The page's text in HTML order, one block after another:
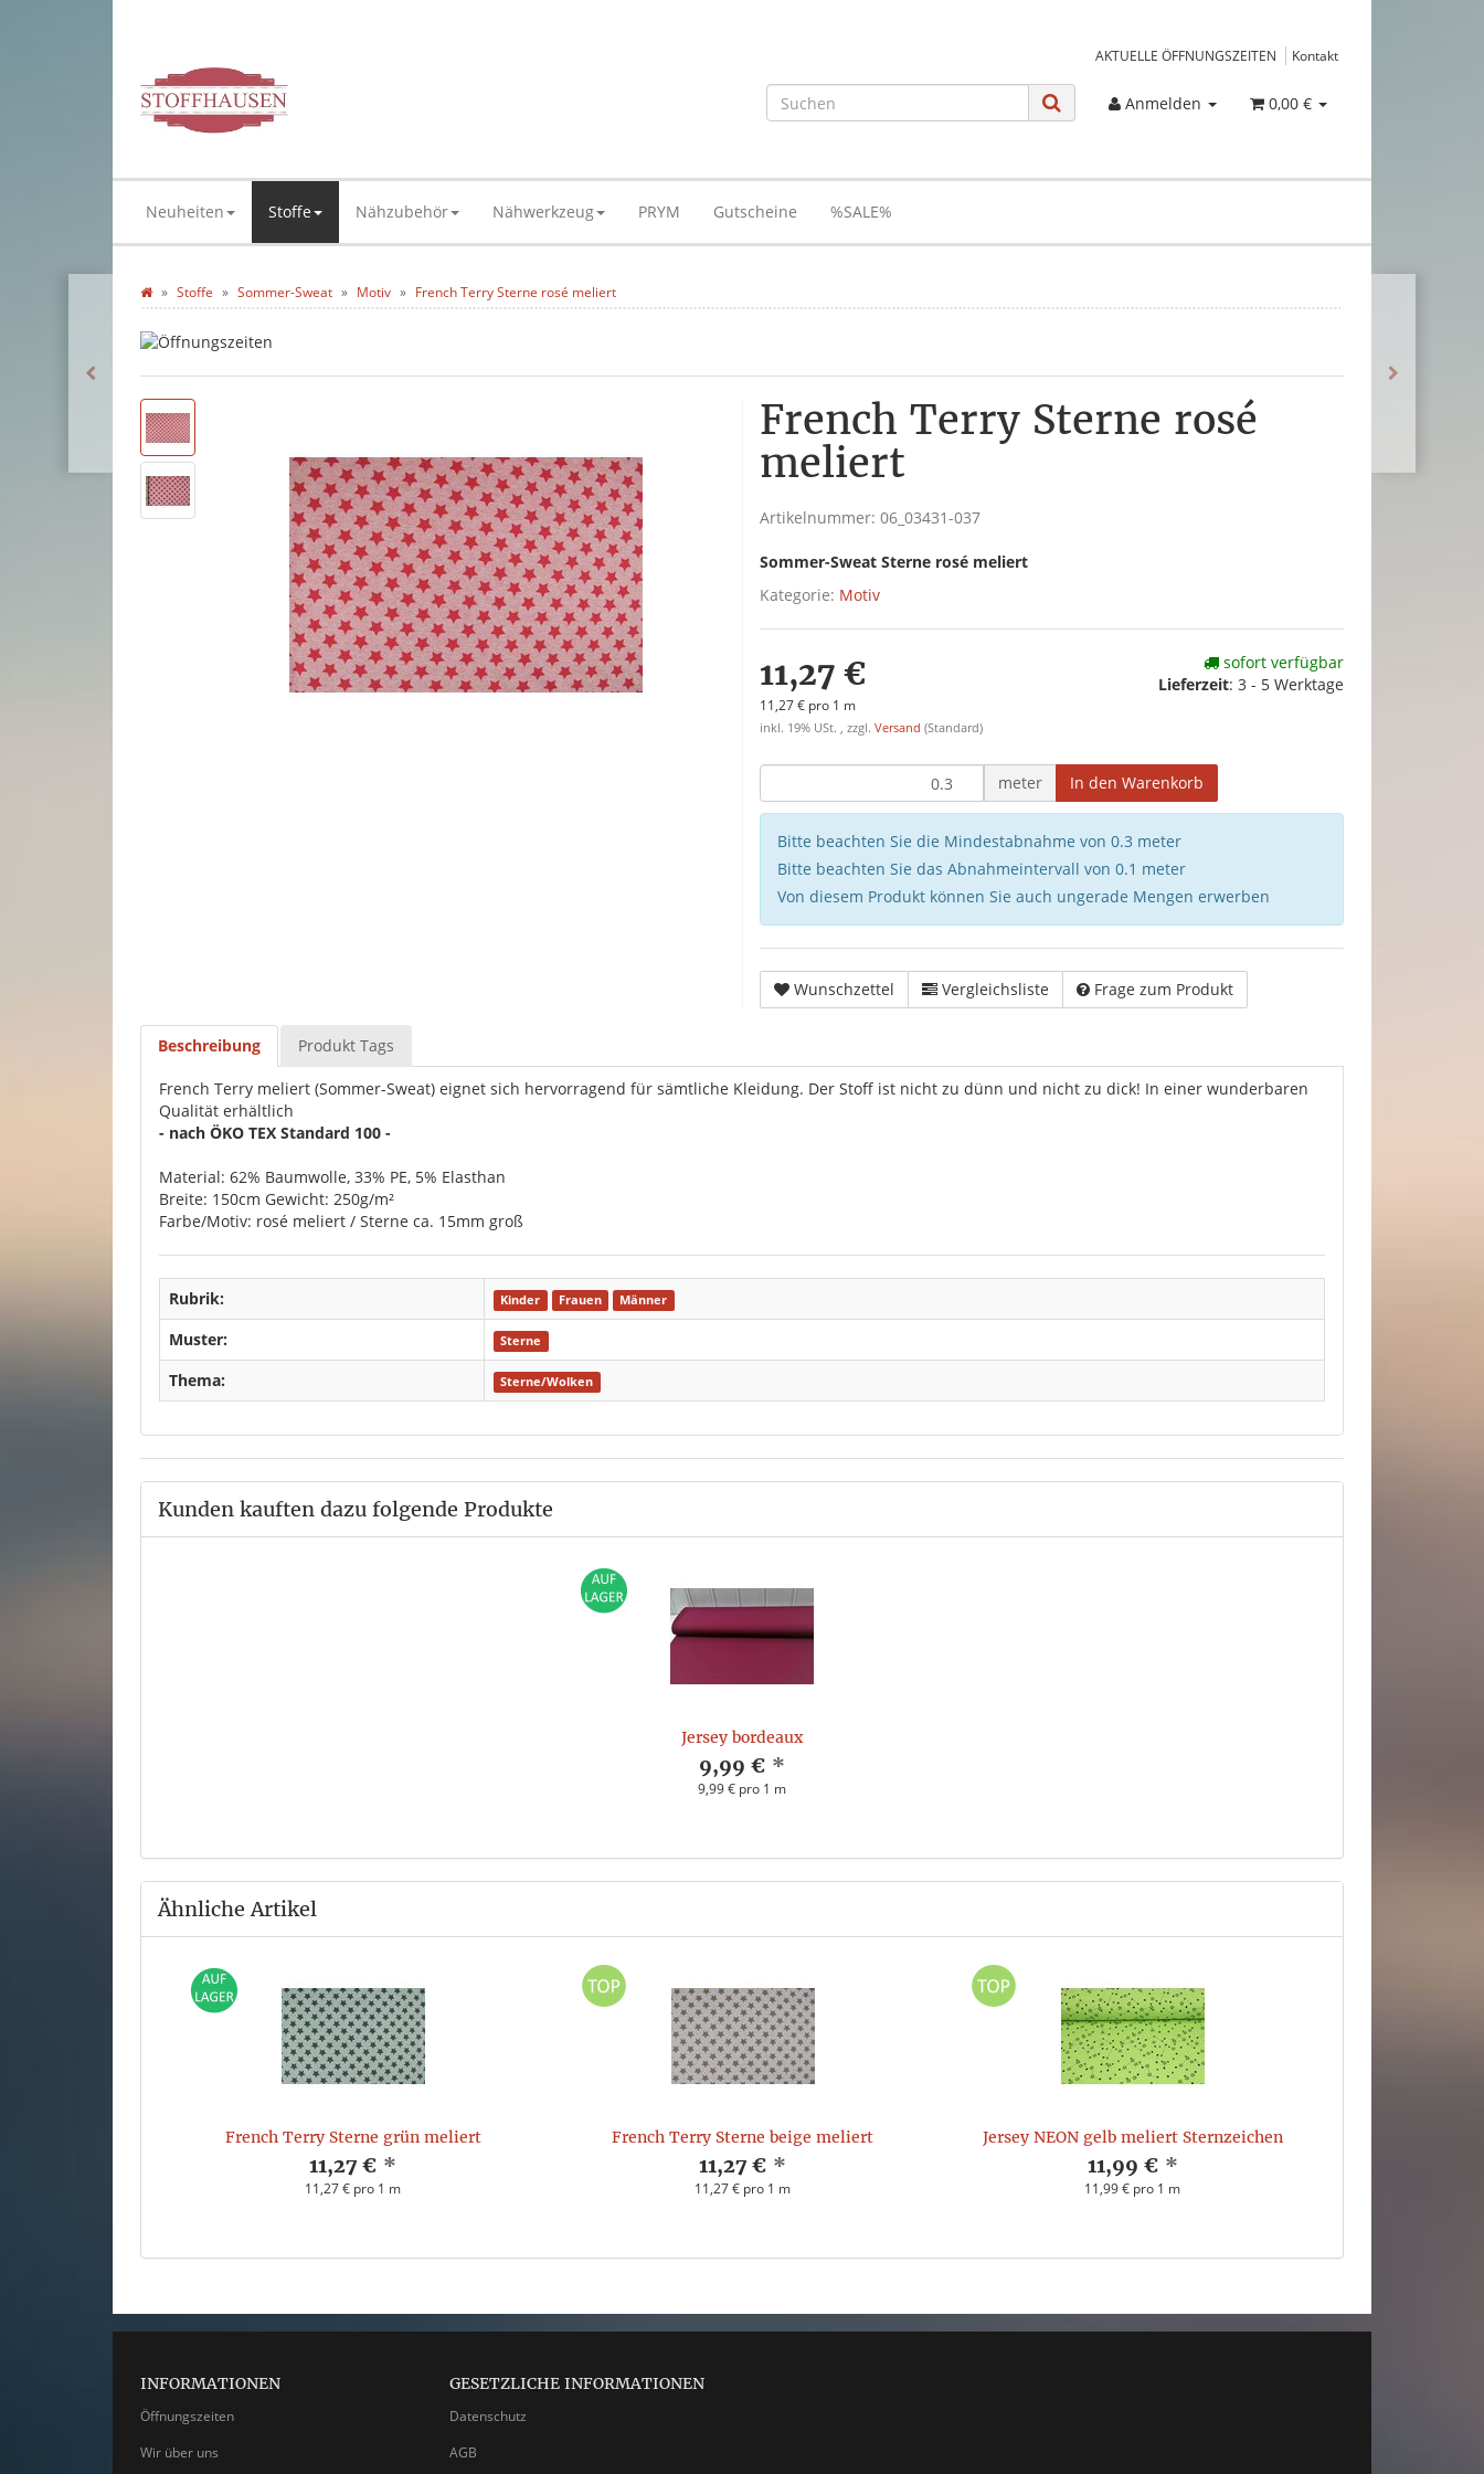
AKTUELLE ÖFFNUNGSZEITEN Kontakt
Anmelden 0,00 €
Neuheiten Stoffe Nähzubehör Nähwerkzeug PRYM Gutscheine %SALE%
Stoffe Sommer-Sweat Motiv French Terry Sterne rosé meliert
French Terry Sterne rosé
meliert
Artikelnummer: 06_03431-037
Sommer-Sweat Sterne rosé meliert
Kategorie: Motiv
11,27 €
11,27 € pro 1 m
inkl. 19% USt. , zzgl. Versand (Standard)
sofort verfügbar
Lieferzeit: 3 - 5 Werktage
meter In den Warenkorb
Bitte beachten Sie die Mindestabnahme von 0.3 meter
Bitte beachten Sie das Abnahmeintervall von 0.1 meter
Von diesem Produkt können Sie auch ungerade Mengen erwerben
Wunschzettel Vergleichsliste Frage zum Produkt
Beschreibung Produkt Tags
French Terry meliert (Sommer-Sweat) eignet sich hervorragend für sämtliche Kleidung. Der Stoff ist nicht zu dünn und nicht zu dick! In einer wunderbaren
Qualität erhältlich
- nach ÖKO TEX Standard 100 -
Material: 62% Baumwolle, 33% PE, 5% Elasthan
Breite: 150cm Gewicht: 250g/m²
Farbe/Motiv: rosé meliert / Sterne ca. 15mm groß
Rubrik: Kinder Frauen Männer
Muster: Sterne
Thema: Sterne/Wolken
Kunden kauften dazu folgende Produkte
Jersey bordeaux
9,99 € *
9,99 € pro 1 m
Ähnliche Artikel
French Terry Sterne grün meliert
11,27 € *
11,27 € pro 1 m
French Terry Sterne beige meliert
11,27 € *
11,27 € pro 1 m
Jersey NEON gelb meliert Sternzeichen
11,99 € *
11,99 € pro 1 m
INFORMATIONEN
Öffnungszeiten
Wir über uns
GESETZLICHE INFORMATIONEN
Datenschutz
AGB